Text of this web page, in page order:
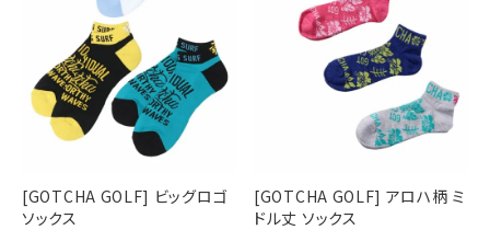
[GOTCHA GOLF] ビッグロゴ
ソックス
[GOTCHA GOLF] アロハ柄 ミ
ドル丈 ソックス